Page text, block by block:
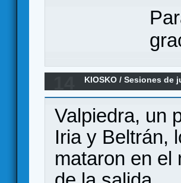
KIOSKO /Sesiones de
Valpiedra, un
Iria y Beltrán,
mataron en el